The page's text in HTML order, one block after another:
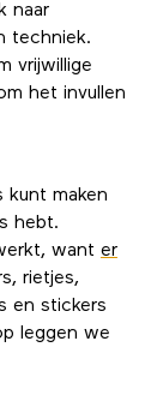
naar
techniek.
vrijwillige
het invullen
kunt maken
hebt.
want er
rietjes,
en stickers
leggen we